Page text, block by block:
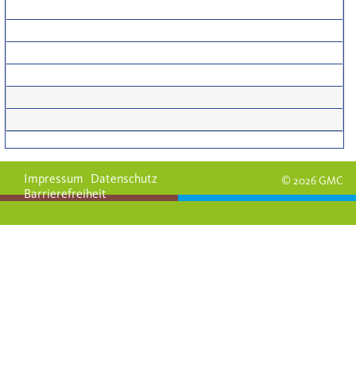
© 2026 GMC
Impressum Datenschutz
Barrierefreiheit